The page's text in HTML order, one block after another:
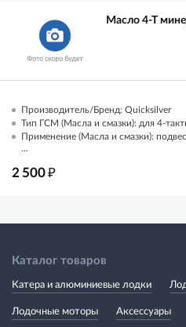
Масло 4-Т
Производитель/Бренд: Quicksilver
Тип ГСМ (Масла и смазки): для 4-
Применение (Масла и смазки):
...
2 500₽
Каталог товаров
Катера и алюминиевые лодки
Лодочные моторы Аксессуары